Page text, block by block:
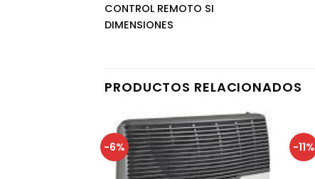
CONTROL REMOTO SI
DIMENSIONES
PRODUCTOS RELACIONADOS
-6% -11%